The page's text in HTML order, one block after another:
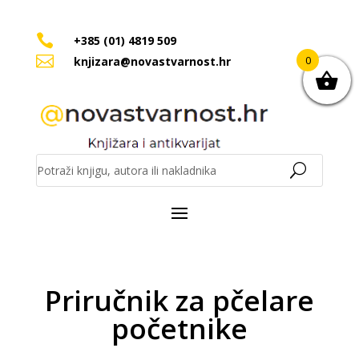
 +385 (01) 4819 509
 knjizara@novastvarnost.hr
Priručnik za pčelare
početnike
0